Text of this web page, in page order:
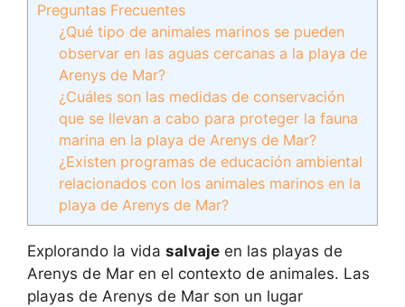
Preguntas Frecuentes
¿Qué tipo de animales marinos se pueden
observar en las aguas cercanas a la playa de
Arenys de Mar?
¿Cuáles son las medidas de conservación
que se llevan a cabo para proteger la fauna
marina en la playa de Arenys de Mar?
¿Existen programas de educación ambiental
relacionados con los animales marinos en la
playa de Arenys de Mar?
Explorando la vida salvaje en las playas de
Arenys de Mar en el contexto de animales. Las
playas de Arenys de Mar son un lugar